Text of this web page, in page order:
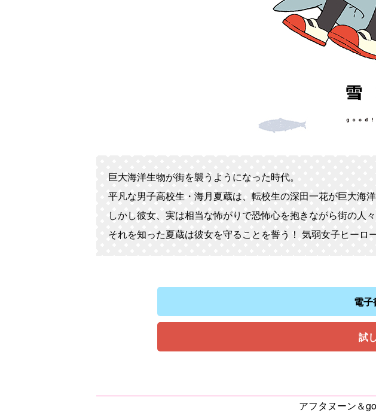
巨大海洋生物が街を襲うようになった時代。
平凡な男子高校生・海月夏蔵は、転校生の深田一花が巨大海
しかし彼女、実は相当な怖がりで恐怖心を抱きながら街の人
それを知った夏蔵は彼女を守ることを誓う！ 気弱女子ヒーロ
電子
試
アフタヌーン＆